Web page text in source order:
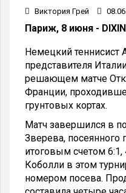
Виктория Грей
Париж, 8 июня -
Немецкий теннисист
представителя
решающем матче
Франции,
грунтовых кортах.
Матч завершился в
Зверева,
итоговым счетом 6:1,
Коболли в этом
номером посева.